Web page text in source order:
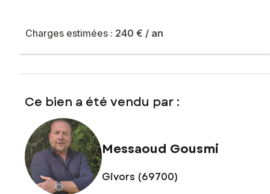
Charges estimées : 240 € / an
Ce bien a été vendu par :
Messaoud Gousmi
Givors (69700)